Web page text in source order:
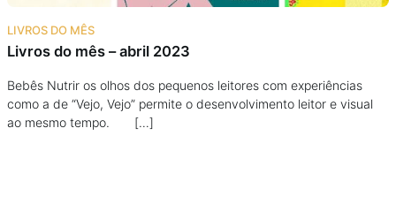
Na família
Colunas
LIVROS DO MÊS
Livros do mês – abril 2023
Bebês Nutrir os olhos dos pequenos leitores com experiências
como a de “Vejo, Vejo” permite o desenvolvimento leitor e visual
ao mesmo tempo. […]